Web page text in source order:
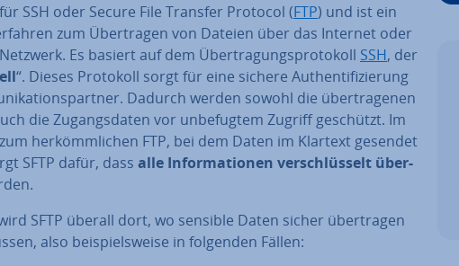
SSH oder Secure File Transfer Protocol (FTP) und ist ein
zum Über­tra­gen von Dateien über das Internet oder
Es basiert auf dem Über­tra­gungs­pro­to­koll SSH, der
“. Dieses Protokoll sorgt für eine sichere Au­then­ti­fi­zie­rung
Dadurch werden sowohl die über­tra­ge­nen
die Zu­gangs­da­ten vor un­be­fug­tem Zugriff geschützt. Im
her­kömm­li­chen FTP, bei dem Daten im Klartext gesendet
SFTP dafür, dass alle In­for­ma­tio­nen ver­schlüs­selt über­
SFTP überall dort, wo sensible Daten sicher über­tra­gen
also bei­spiels­wei­se in folgenden Fällen: